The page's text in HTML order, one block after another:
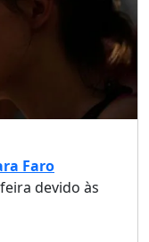
Faro
devido às